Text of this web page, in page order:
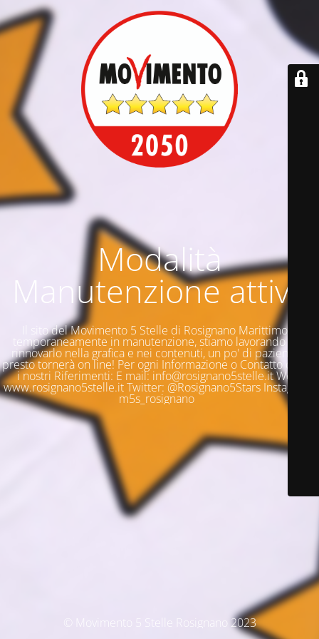
Modalità
Manutenzione attiva
Il sito del Movimento 5 Stelle di Rosignano Marittimo è
temporaneamente in manutenzione, stiamo lavorando per
rinnovarlo nella grafica e nei contenuti, un po' di pazienza e
presto tornerà on line! Per ogni Informazione o Contatto questi
i nostri Riferimenti: E mail: info@rosignano5stelle.it Web:
www.rosignano5stelle.it Twitter: @Rosignano5Stars Instagram:
m5s_rosignano
© Movimento 5 Stelle Rosignano 2023